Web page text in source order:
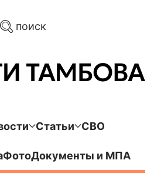
поиск
Статьи СВО
ФотоДокументы и МПА